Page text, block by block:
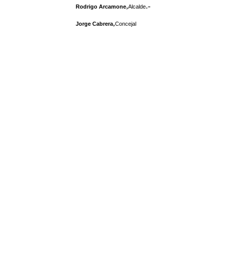
Rodrigo Arcamone,Alcalde.-
Jorge Cabrera,Concejal